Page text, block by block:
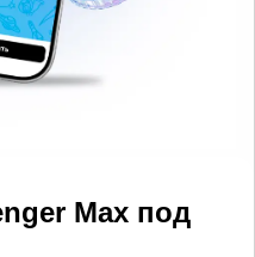
Max под